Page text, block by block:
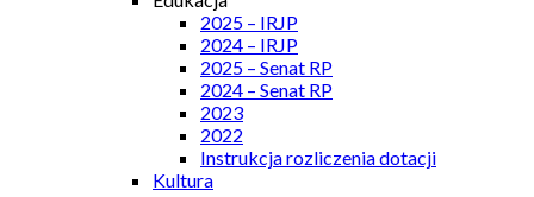
2025 – IRJP
2024 – IRJP
2025 – Senat RP
2024 – Senat RP
2023
2022
Instrukcja rozliczenia dotacji
Kultura